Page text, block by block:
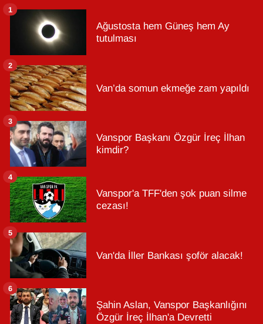
Ağustosta hem Güneş hem Ay
tutulması
1
Van’da somun ekmeğe zam yapıldı
2
Vanspor Başkanı Özgür İreç İlhan
kimdir?
3
Vanspor'a TFF'den şok puan silme
cezası!
4
Van'da İller Bankası şoför alacak!
5
Şahin Aslan, Vanspor Başkanlığını
Özgür İreç İlhan'a Devretti
6